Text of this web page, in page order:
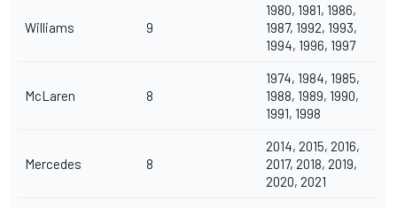
Williams 9
1980, 1981, 1986,
1987, 1992, 1993,
1994, 1996, 1997
McLaren 8
1974, 1984, 1985,
1988, 1989, 1990,
1991, 1998
Mercedes 8
2014, 2015, 2016,
2017, 2018, 2019,
2020, 2021